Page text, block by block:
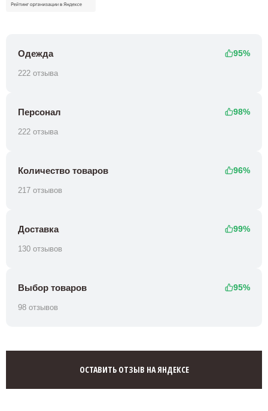
Одежда 95%
222 отзыва
Персонал 98%
222 отзыва
Количество товаров 96%
217 отзывов
Доставка 99%
130 отзывов
Выбор товаров 95%
98 отзывов
ОСТАВИТЬ ОТЗЫВ НА ЯНДЕКСЕ